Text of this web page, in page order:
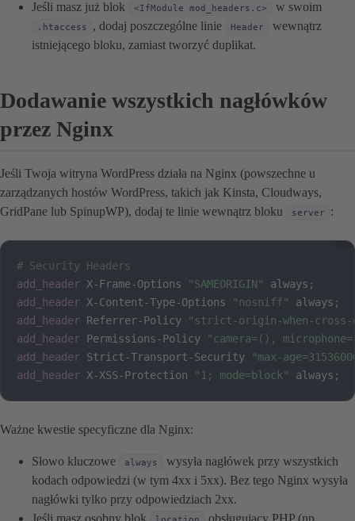
Jeśli masz już blok
<IfModule mod_headers.c> w swoim
.htaccess , dodaj poszczególne linie Header
wewnątrz
istniejącego bloku, zamiast tworzyć duplikat.
Dodawanie wszystkich nagłówków
przez Nginx
Jeśli Twoja witryna WordPress działa na Nginx (powszechne u
zarządzanych hostów WordPress, takich jak Kinsta, Cloudways,
GridPane lub SpinupWP), dodaj te linie wewnątrz bloku
server :
# Security Headers
add_header X-Frame-Options "SAMEORIGIN" always ;
add_header X-Content-Type-Options "nosniff" always ;
add_header Referrer-Policy
"strict-origin-when-
add_header Permissions-Policy
"camera=(),
add_header Strict-Transport-Security
"max-
add_header X-XSS-Protection "1; mode=block" always ;
Ważne kwestie specyficzne dla Nginx:
Słowo kluczowe always
wysyła nagłówek przy wszystkich
kodach odpowiedzi (w tym 4xx i 5xx). Bez tego Nginx wysyła
nagłówki tylko przy odpowiedziach 2xx.